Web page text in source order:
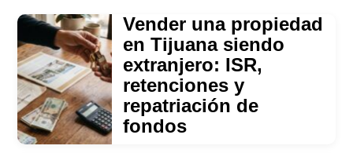
Vender una propiedad
en Tijuana siendo
extranjero: ISR,
retenciones y
repatriación de
fondos